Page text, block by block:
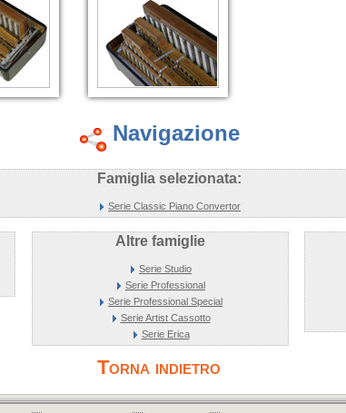
Navigazione
Famiglia selezionata:
Serie Classic Piano Convertor
Altre famiglie
Serie Studio
Serie Professional
Serie Professional Special
Serie Artist Cassotto
Serie Erica
Torna indietro